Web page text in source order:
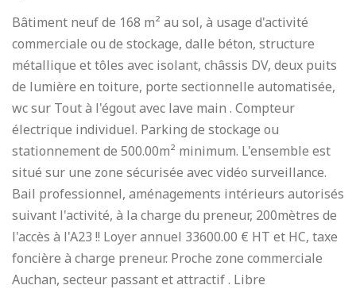
Bâtiment neuf de 168 m² au sol, à usage d'activité
commerciale ou de stockage, dalle béton, structure
métallique et tôles avec isolant, châssis DV, deux puits
de lumière en toiture, porte sectionnelle automatisée,
wc sur Tout à l'égout avec lave main . Compteur
électrique individuel. Parking de stockage ou
stationnement de 500.00m² minimum. L'ensemble est
situé sur une zone sécurisée avec vidéo surveillance.
Bail professionnel, aménagements intérieurs autorisés
suivant l'activité, à la charge du preneur, 200mètres de
l'accès à l'A23 !! Loyer annuel 33600.00 € HT et HC, taxe
foncière à charge preneur. Proche zone commerciale
Auchan, secteur passant et attractif . Libre